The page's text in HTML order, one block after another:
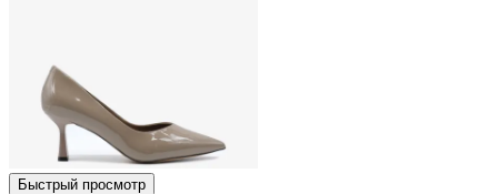
Быстрый просмотр